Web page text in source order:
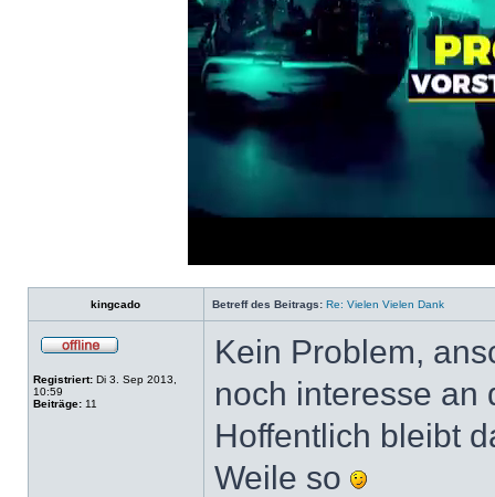
kingcado Betreff des Beitrags: Re: Vielen Vielen Dank
Registriert: Di 3. Sep 2013,
10:59
Beiträge: 11
Kein Problem,
noch interesse an
Hoffentlich bleibt
Weile so